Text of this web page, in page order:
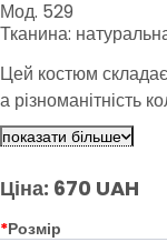
Мод. 529
Тканина:
Цей костюм
а різноманітність
показати більше
Ціна: 670 UAH
*Розмір